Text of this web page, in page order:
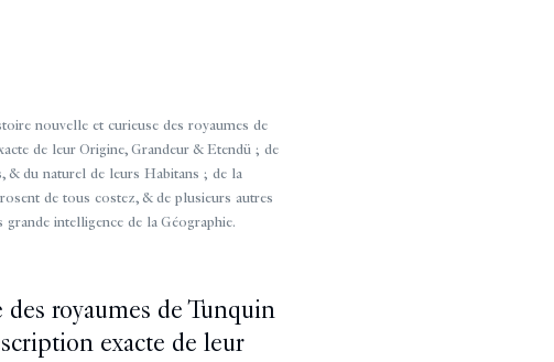
nouvelle et curieuse des royaumes de
de leur Origine, Grandeur & Etendü ; de
& du naturel de leurs Habitans ; de la
de tous costez, & de plusieurs autres
intelligence de la Géographie.
royaumes de Tunquin
exacte de leur